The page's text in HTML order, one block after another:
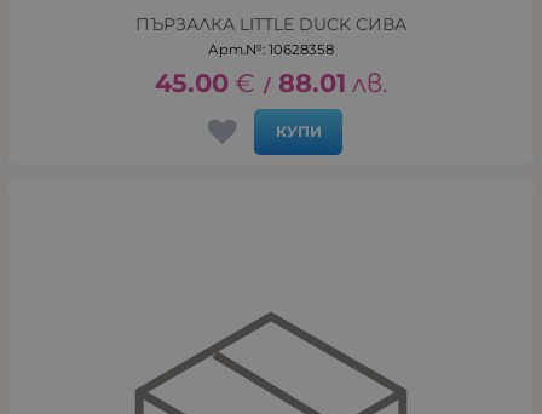
ПЪРЗАЛКА LITTLE DUCK СИВА
Арт.№: 10628358
45.00 € / 88.01 лв.
КУПИ